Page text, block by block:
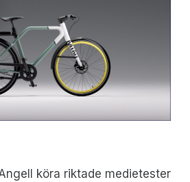
köra riktade medietester